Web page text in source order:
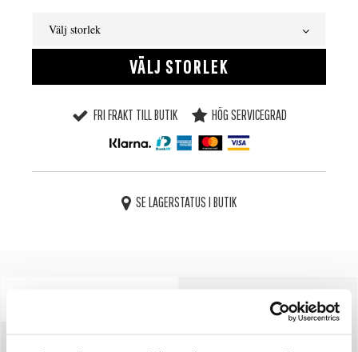
Välj storlek
VÄLJ STORLEK
FRI FRAKT TILL BUTIK HÖG SERVICEGRAD
SE LAGERSTATUS I BUTIK
SPECIFIKATIONER